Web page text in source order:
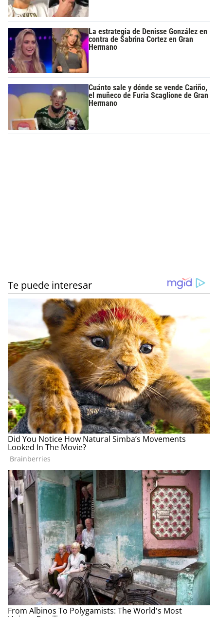
La estrategia de Denisse González en
contra de Sabrina Cortez en Gran
Hermano
Cuánto sale y dónde se vende Cariño,
el muñeco de Furia Scaglione de Gran
Hermano